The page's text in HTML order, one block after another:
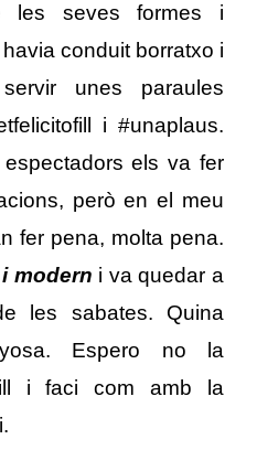
seves formes i
conduit borratxo i
unes paraules
i #unaplaus.
els va fer
però en el meu
fer pena, molta pena.
modern i va quedar a
les sabates. Quina
Espero no la
i faci com amb la